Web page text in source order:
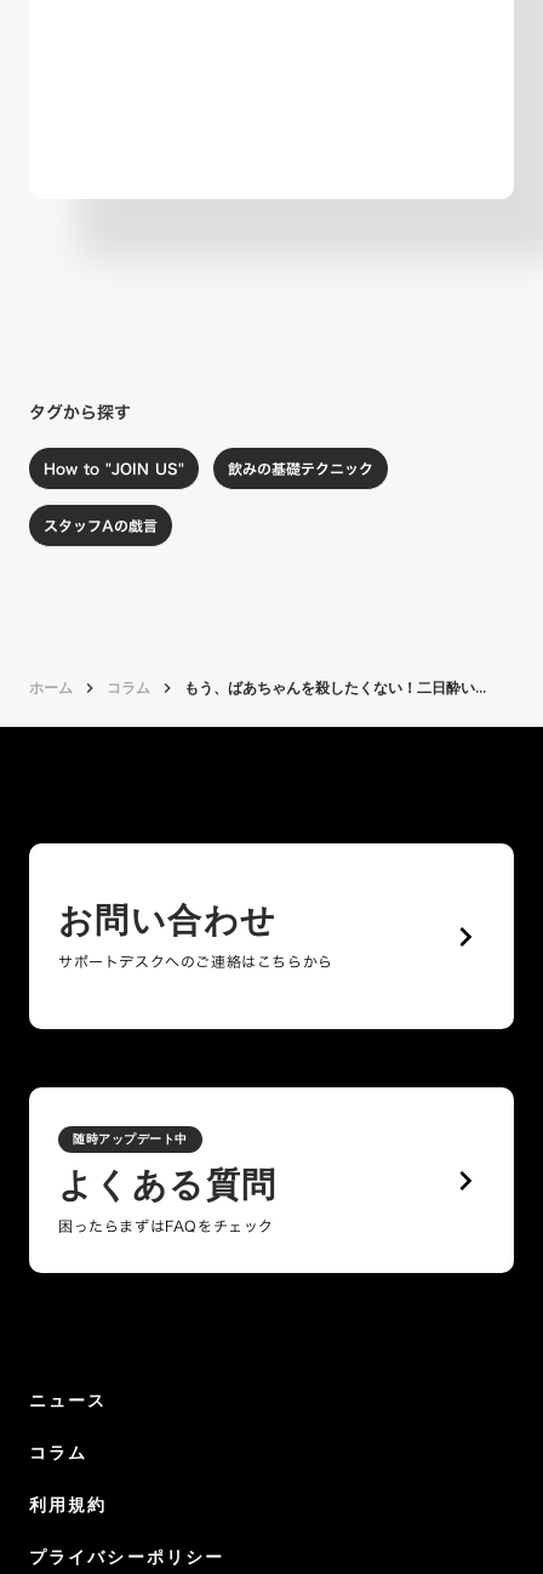
タグから探す
How to "JOIN US" 飲みの基礎テクニック
スタッフAの戯言
ホーム keyboard_arrow_right コラム keyboard_arrow_right もう、ばあちゃんを殺したくない！二日酔い...
お問い合わせ
サポートデスクへのご連絡はこちらから
keyboard_arrow_right
よくある質問
随時アップデート中
困ったらまずはFAQをチェック
keyboard_arrow_right
ニュース
コラム
利用規約
プライバシーポリシー